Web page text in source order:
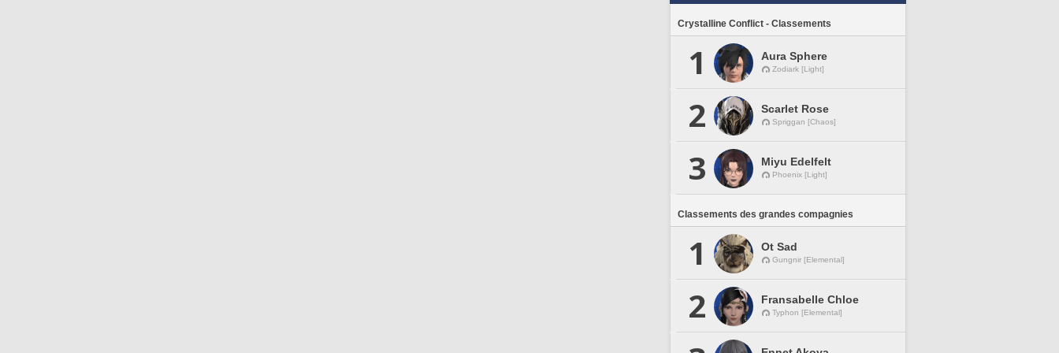
Crystalline Conflict - Classements
1 Aura Sphere
Zodiark [Light]
2 Scarlet Rose
Spriggan [Chaos]
3 Miyu Edelfelt
Phoenix [Light]
Classements des grandes compagnies
1 Ot Sad
Gungnir [Elemental]
2 Fransabelle Chloe
Typhon [Elemental]